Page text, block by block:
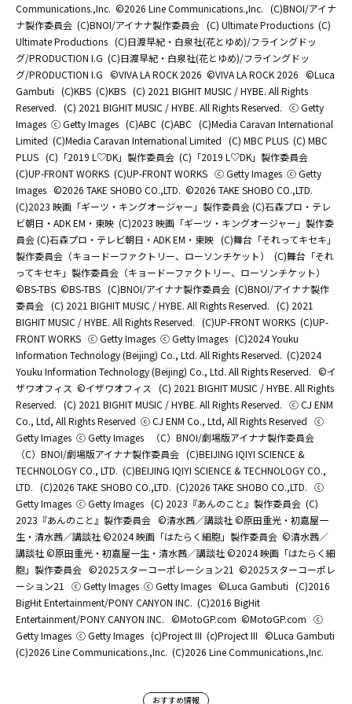
Communications.,Inc. ©2026 Line Communications.,Inc. (C)BNOI/アイナ
ナ製作委員会 (C)BNOI/アイナナ製作委員会 (C) Ultimate Productions (C)
Ultimate Productions (C)日渡早紀・白泉社(花とゆめ)/フライングドッ
グ/PRODUCTION I.G (C)日渡早紀・白泉社(花とゆめ)/フライングドッ
グ/PRODUCTION I.G ©️VIVA LA ROCK 2026 ©️VIVA LA ROCK 2026 ©Luca
Gambuti (C)KBS (C)KBS (C) 2021 BIGHIT MUSIC / HYBE. All Rights
Reserved. (C) 2021 BIGHIT MUSIC / HYBE. All Rights Reserved. ⓒ Getty
Images ⓒ Getty Images (C)ABC (C)ABC (C)Media Caravan International
Limited (C)Media Caravan International Limited (C) MBC PLUS (C) MBC
PLUS (C)「2019 L♡DK」製作委員会 (C)「2019 L♡DK」製作委員会
(C)UP-FRONT WORKS (C)UP-FRONT WORKS ⓒ Getty Images ⓒ Getty
Images ©2026 TAKE SHOBO CO.,LTD. ©2026 TAKE SHOBO CO.,LTD.
(C)2023 映画「ギーツ・キングオージャー」製作委員会 (C)石森プロ・テレ
ビ朝日・ADK EM・東映 (C)2023 映画「ギーツ・キングオージャー」製作委
員会 (C)石森プロ・テレビ朝日・ADK EM・東映 (C)舞台「それってキセキ」
製作委員会（キョードーファクトリー、ローソンチケット）
(C)舞台「それ
ってキセキ」製作委員会（キョードーファクトリー、ローソンチケット）
©BS-TBS ©BS-TBS (C)BNOI/アイナナ製作委員会 (C)BNOI/アイナナ製作
委員会 (C) 2021 BIGHIT MUSIC / HYBE. All Rights Reserved. (C) 2021
BIGHIT MUSIC / HYBE. All Rights Reserved. (C)UP-FRONT WORKS (C)UP-
FRONT WORKS ⓒ Getty Images ⓒ Getty Images (C)2024 Youku
Information Technology (Beijing) Co., Ltd. All Rights Reserved. (C)2024
Youku Information Technology (Beijing) Co., Ltd. All Rights Reserved. ©イ
ザワオフィス ©イザワオフィス
(C) 2021 BIGHIT MUSIC / HYBE. All Rights
Reserved. (C) 2021 BIGHIT MUSIC / HYBE. All Rights Reserved. ⓒ CJ ENM
Co., Ltd, All Rights Reserved ⓒ CJ ENM Co., Ltd, All Rights Reserved ⓒ
Getty Images ⓒ Getty Images
（C）BNOI/劇場版アイナナ製作委員会
（C）BNOI/劇場版アイナナ製作委員会 (C)BEIJING IQIYI SCIENCE &
TECHNOLOGY CO., LTD. (C)BEIJING IQIYI SCIENCE & TECHNOLOGY CO.,
LTD. (C)2026 TAKE SHOBO CO.,LTD. (C)2026 TAKE SHOBO CO.,LTD. ⓒ
Getty Images ⓒ Getty Images (C) 2023『あんのこと』製作委員会 (C)
2023『あんのこと』製作委員会 ©清水茜／講談社 ©原田重光・初嘉屋一
生・清水茜／講談社 ©2024 映画「はたらく細胞」製作委員会 ©清水茜／
講談社 ©原田重光・初嘉屋一生・清水茜／講談社 ©2024 映画「はたらく細
胞」製作委員会 ©2025スターコーポレーション21 ©2025スターコーポレ
ーション21
ⓒ Getty Images ⓒ Getty Images ©Luca Gambuti (C)2016
BigHit Entertainment/PONY CANYON INC. (C)2016 BigHit
Entertainment/PONY CANYON INC. ©MotoGP.com ©MotoGP.com ⓒ
Getty Images ⓒ Getty Images (c)Project III (c)Project III ©Luca Gambuti
(C)2026 Line Communications.,Inc. (C)2026 Line Communications.,Inc.
おすすめ情報